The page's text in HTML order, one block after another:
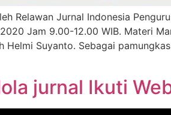
Relawan Jurnal Indonesia
Jam 9.00-12.00 WIB. Materi
Suyanto. Sebagai
jurnal Ikuti